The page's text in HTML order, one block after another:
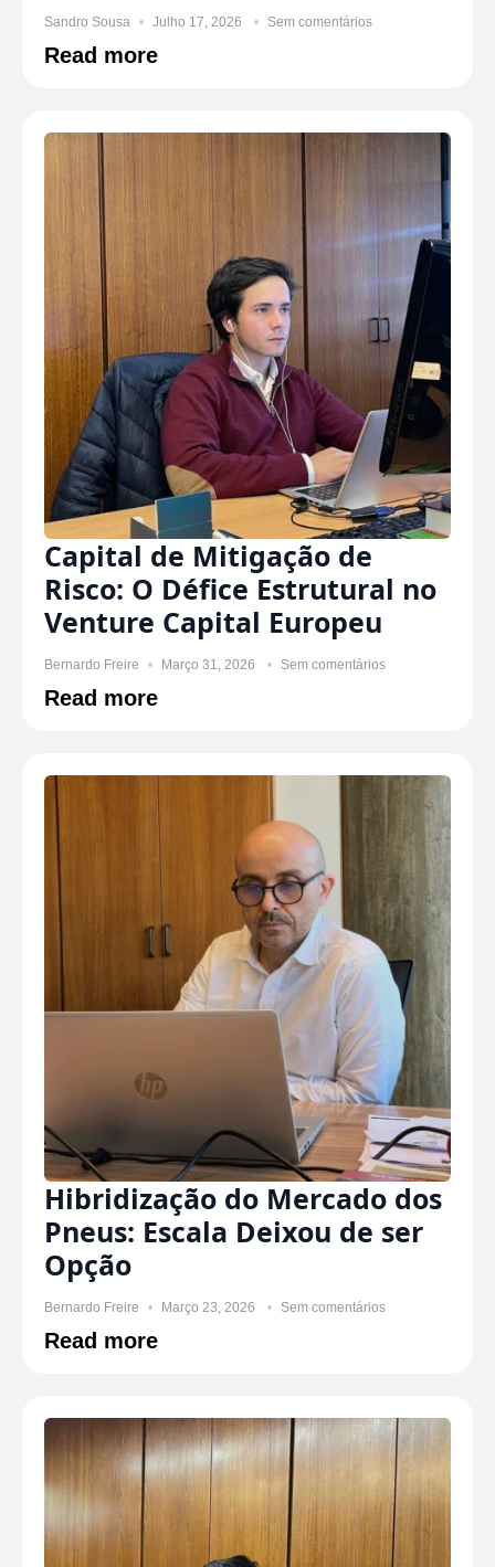
Sandro Sousa Julho 17, 2026 Sem comentários
Read more
Capital de Mitigação de
Risco: O Défice Estrutural no
Venture Capital Europeu
Bernardo Freire Março 31, 2026 Sem comentários
Read more
Hibridização do Mercado dos
Pneus: Escala Deixou de ser
Opção
Bernardo Freire Março 23, 2026 Sem comentários
Read more